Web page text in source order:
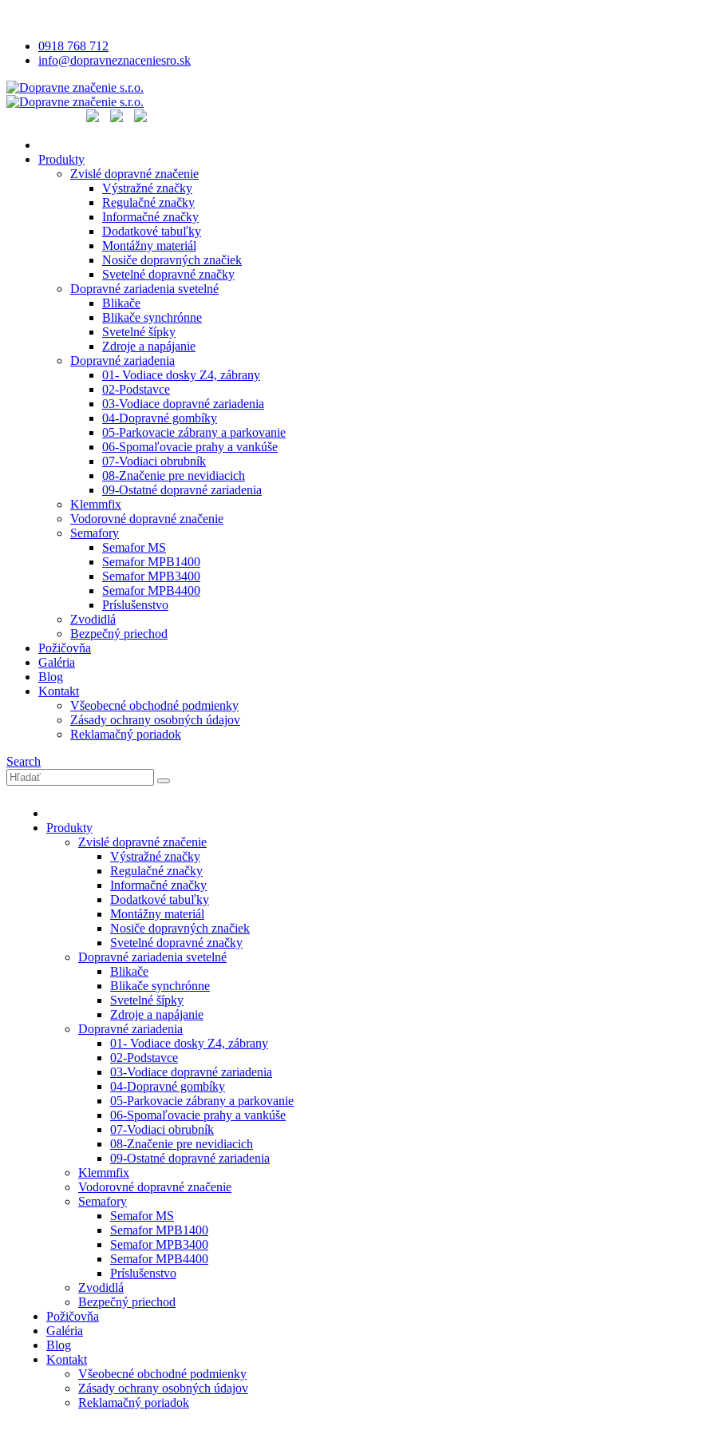
0918 768 712
info@dopravneznaceniesro.sk
Produkty
Zvislé dopravné značenie
Výstražné značky
Regulačné značky
Informačné značky
Dodatkové tabuľky
Montážny materiál
Nosiče dopravných značiek
Svetelné dopravné značky
Dopravné zariadenia svetelné
Blikače
Blikače synchrónne
Svetelné šípky
Zdroje a napájanie
Dopravné zariadenia
01- Vodiace dosky Z4, zábrany
02-Podstavce
03-Vodiace dopravné zariadenia
04-Dopravné gombíky
05-Parkovacie zábrany a parkovanie
06-Spomaľovacie prahy a vankúše
07-Vodiaci obrubník
08-Značenie pre nevidiacich
09-Ostatné dopravné zariadenia
Klemmfix
Vodorovné dopravné značenie
Semafory
Semafor MS
Semafor MPB1400
Semafor MPB3400
Semafor MPB4400
Príslušenstvo
Zvodidlá
Bezpečný priechod
Požičovňa
Galéria
Blog
Kontakt
Všeobecné obchodné podmienky
Zásady ochrany osobných údajov
Reklamačný poriadok
Search
Produkty
Zvislé dopravné značenie
Výstražné značky
Regulačné značky
Informačné značky
Dodatkové tabuľky
Montážny materiál
Nosiče dopravných značiek
Svetelné dopravné značky
Dopravné zariadenia svetelné
Blikače
Blikače synchrónne
Svetelné šípky
Zdroje a napájanie
Dopravné zariadenia
01- Vodiace dosky Z4, zábrany
02-Podstavce
03-Vodiace dopravné zariadenia
04-Dopravné gombíky
05-Parkovacie zábrany a parkovanie
06-Spomaľovacie prahy a vankúše
07-Vodiaci obrubník
08-Značenie pre nevidiacich
09-Ostatné dopravné zariadenia
Klemmfix
Vodorovné dopravné značenie
Semafory
Semafor MS
Semafor MPB1400
Semafor MPB3400
Semafor MPB4400
Príslušenstvo
Zvodidlá
Bezpečný priechod
Požičovňa
Galéria
Blog
Kontakt
Všeobecné obchodné podmienky
Zásady ochrany osobných údajov
Reklamačný poriadok